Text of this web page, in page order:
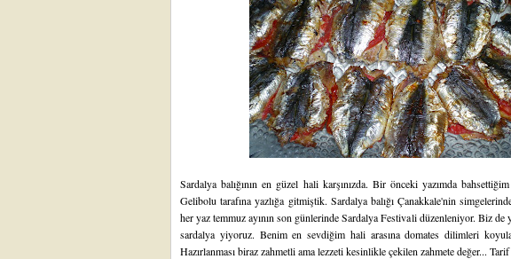
Sardalya balığının en güzel hali karşınızda. Bir önceki yazımda
Gelibolu tarafına yazlığa gitmiştik. Sardalya balığı Çanakkale'nin
her yaz temmuz ayının son günlerinde Sardalya Festivali düzenleniyor. Biz de
sardalya yiyoruz. Benim en sevdiğim hali arasına domates dilimleri
Hazırlanması biraz zahmetli ama lezzeti kesinlikle çekilen zahmete değer...